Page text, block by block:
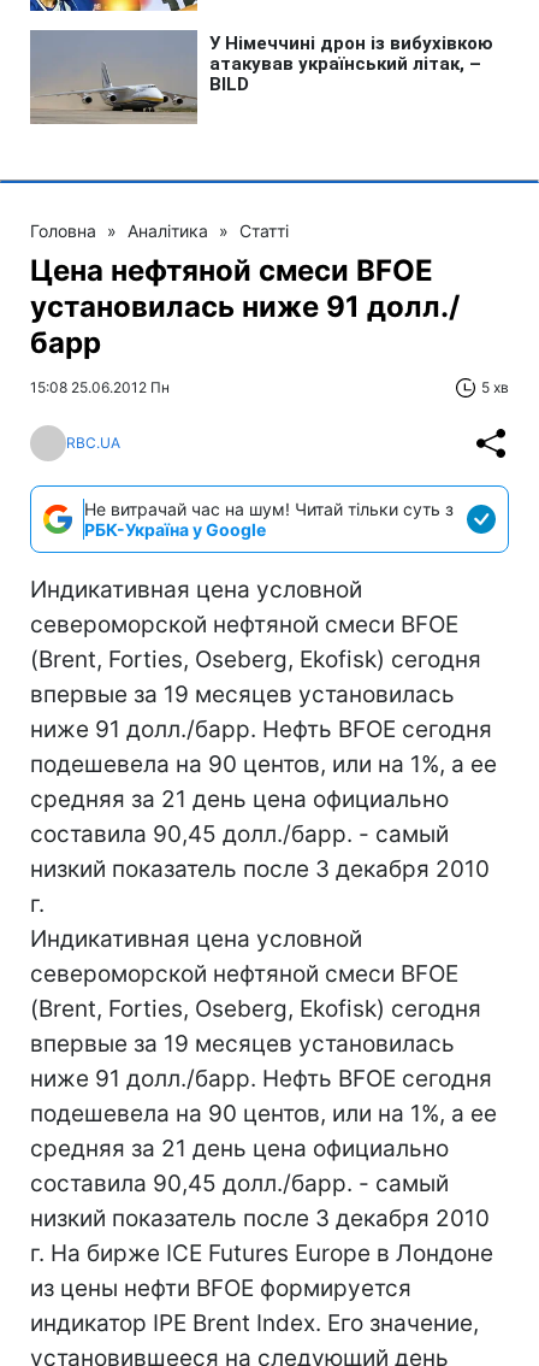
Головна » Аналітика » Статті
Цена нефтяной смеси BFOE
установилась ниже 91 долл./
барр
15:08 25.06.2012 Пн 5 хв
RBC.UA
Не витрачай час на шум! Читай тільки суть з
РБК-Україна у Google
Индикативная цена условной
североморской нефтяной смеси BFOE
(Brent, Forties, Oseberg, Ekofisk) сегодня
впервые за 19 месяцев установилась
ниже 91 долл./барр. Нефть BFOE сегодня
подешевела на 90 центов, или на 1%, а ее
средняя за 21 день цена официально
составила 90,45 долл./барр. - самый
низкий показатель после 3 декабря 2010
г.
Индикативная цена условной
североморской нефтяной смеси BFOE
(Brent, Forties, Oseberg, Ekofisk) сегодня
впервые за 19 месяцев установилась
ниже 91 долл./барр. Нефть BFOE сегодня
подешевела на 90 центов, или на 1%, а ее
средняя за 21 день цена официально
составила 90,45 долл./барр. - самый
низкий показатель после 3 декабря 2010
г. На бирже ICE Futures Europe в Лондоне
из цены нефти BFOE формируется
индикатор IPE Brent Index. Его значение,
установившееся на следующий день